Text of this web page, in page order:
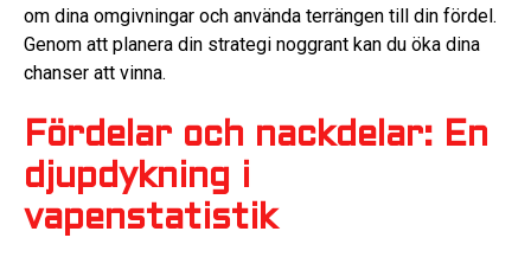
om dina omgivningar och använda terrängen till din fördel.
Genom att planera din strategi noggrant kan du öka dina
chanser att vinna.
Fördelar och nackdelar: En
djupdykning i
vapenstatistik